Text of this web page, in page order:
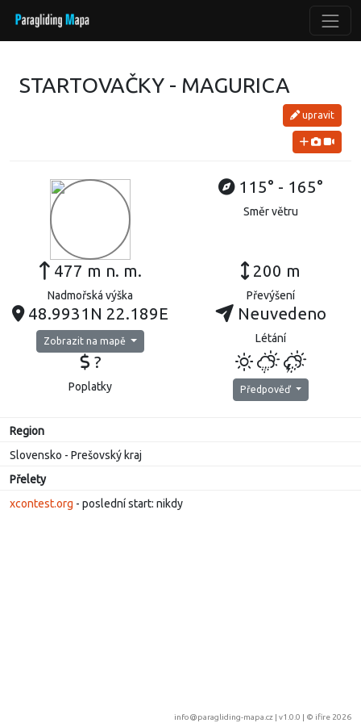
STARTOVAČKY - MAGURICA
upravit
115° - 165°
Směr větru
477 m n. m.
Nadmořská výška
200 m
Převýšení
48.9931N 22.189E
Zobrazit na mapě
Neuvedeno
Létání
?
Poplatky Předpověď
Region
Slovensko - Prešovský kraj
Přelety
xcontest.org - poslední start: nikdy
info@paragliding-mapa.cz | v1.0.0 | © ifire 2026